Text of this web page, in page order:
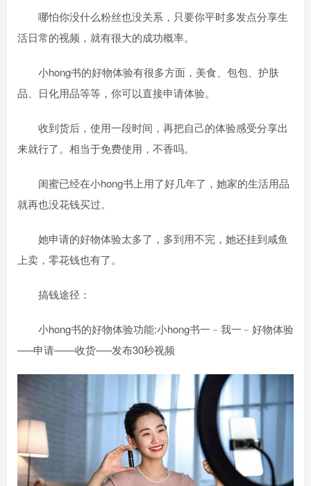
哪怕你没什么粉丝也没关系，只要你平时多发点分享生
活日常的视频，就有很大的成功概率。
小hong书的好物体验有很多方面，美食、包包、护肤
品、日化用品等等，你可以直接申请体验。
收到货后，使用一段时间，再把自己的体验感受分享出
来就行了。相当于免费使用，不香吗。
闺蜜已经在小hong书上用了好几年了，她家的生活用品
就再也没花钱买过。
她申请的好物体验太多了，多到用不完，她还挂到咸鱼
上卖，零花钱也有了。
搞钱途径：
小hong书的好物体验功能:小hong书一﹣我一﹣好物体验
—–申请——收货—–发布30秒视频